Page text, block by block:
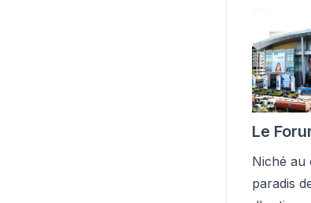
Le
Niché au
paradis